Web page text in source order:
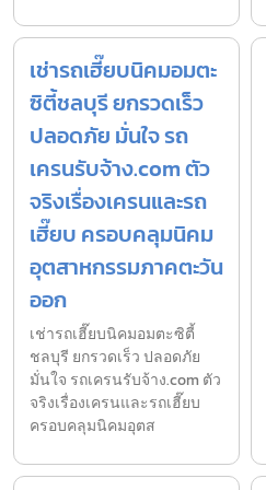
เช่ารถเฮี๊ยบนิคมอมตะ
ซิตี้ชลบุรี ยกรวดเร็ว
ปลอดภัย มั่นใจ รถ
เครนรับจ้าง.com ตัว
จริงเรื่องเครนและรถ
เฮี๊ยบ ครอบคลุมนิคม
อุตสาหกรรมภาคตะวัน
ออก
เช่ารถเฮี๊ยบนิคมอมตะซิตี้
ชลบุรี ยกรวดเร็ว ปลอดภัย
มั่นใจ รถเครนรับจ้าง.com ตัว
จริงเรื่องเครนและรถเฮี๊ยบ
ครอบคลุมนิคมอุตส